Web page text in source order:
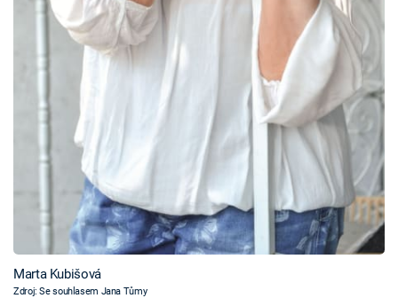
Marta Kubišová
Zdroj: Se souhlasem Jana Tůmy